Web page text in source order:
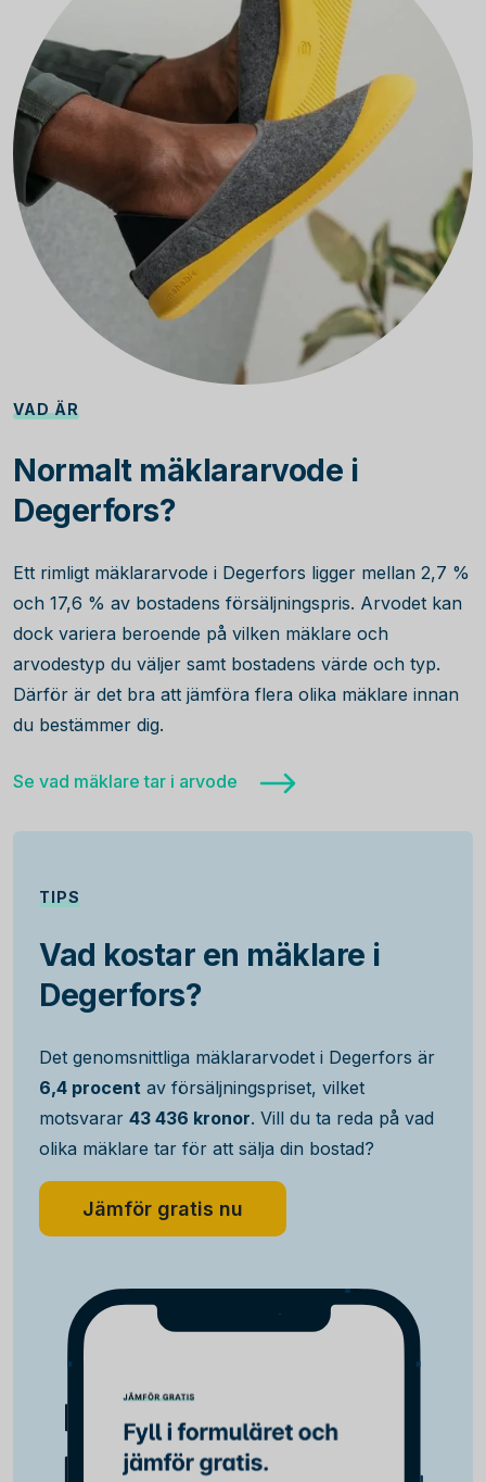
VAD ÄR
Normalt mäklararvode i
Degerfors?
Ett rimligt mäklararvode i Degerfors ligger mellan 2,7 %
och 17,6 % av bostadens försäljningspris. Arvodet kan
dock variera beroende på vilken mäklare och
arvodestyp du väljer samt bostadens värde och typ.
Därför är det bra att jämföra flera olika mäklare innan
du bestämmer dig.
Se vad mäklare tar i arvode
TIPS
Vad kostar en mäklare i
Degerfors?
Det genomsnittliga mäklararvodet i Degerfors är
6,4 procent av försäljningspriset, vilket
motsvarar 43 436 kronor. Vill du ta reda på vad
olika mäklare tar för att sälja din bostad?
Jämför gratis nu